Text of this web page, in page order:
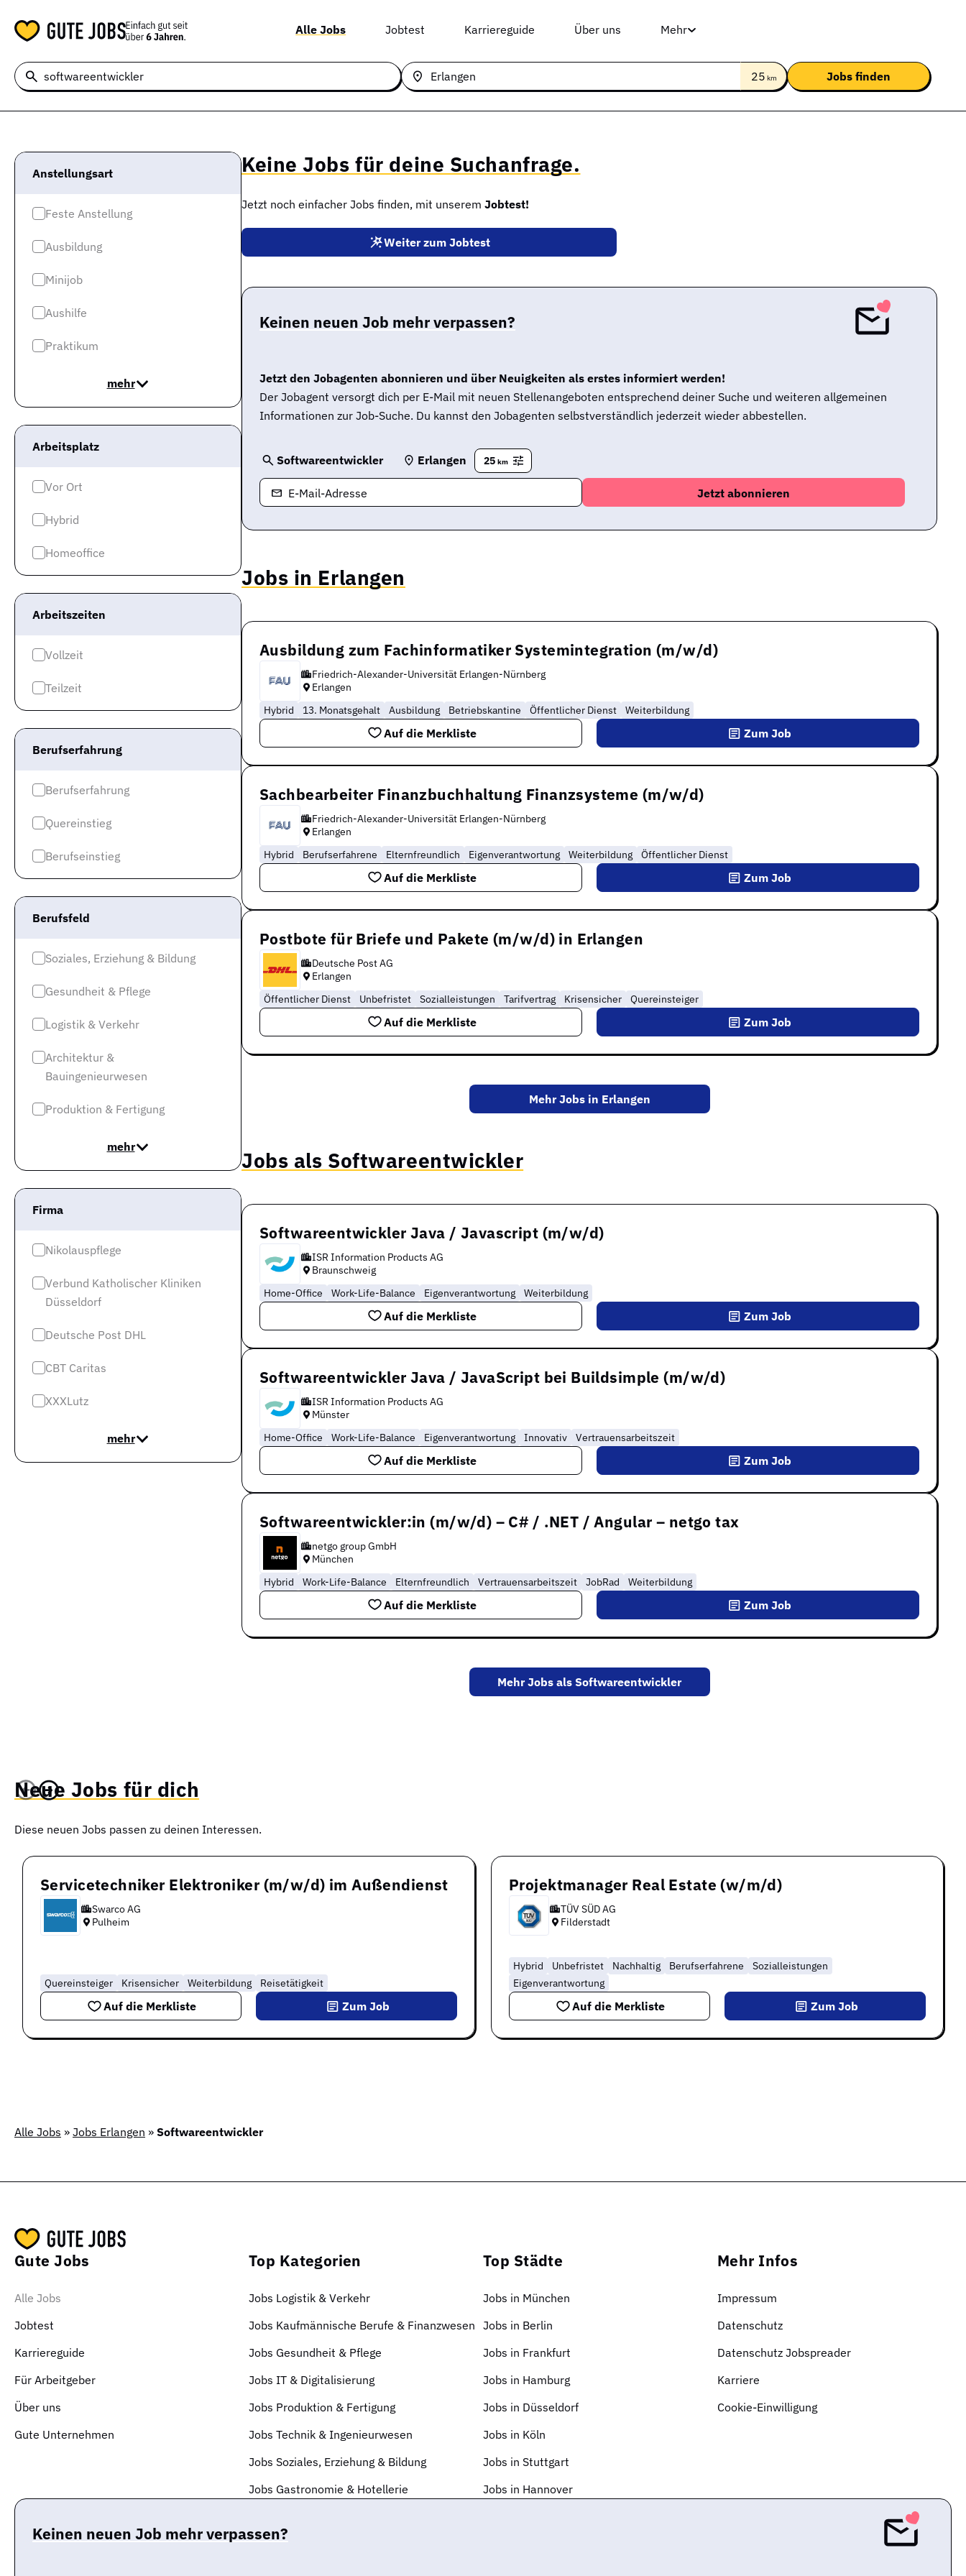
Alle Jobs Jobtest Karriereguide Über uns Mehr
25 km
Anstellungsart
Feste Anstellung
Ausbildung
Minijob
Aushilfe
Praktikum
mehr
Arbeitsplatz
Vor Ort
Hybrid
Homeoffice
Arbeitszeiten
Vollzeit
Teilzeit
Berufserfahrung
Berufserfahrung
Quereinstieg
Berufseinstieg
Berufsfeld
Soziales, Erziehung & Bildung
Gesundheit & Pflege
Logistik & Verkehr
Architektur &
Bauingenieurwesen
Produktion & Fertigung
mehr
Firma
Nikolauspflege
Verbund Katholischer Kliniken
Düsseldorf
Deutsche Post DHL
CBT Caritas
XXXLutz
mehr
Keine Jobs für deine Suchanfrage.
Jetzt noch einfacher Jobs finden, mit unserem Jobtest!
Weiter zum Jobtest
Keinen neuen Job mehr verpassen?
Jetzt den Jobagenten abonnieren und über Neuigkeiten als erstes informiert werden!
Der Jobagent versorgt dich per E-Mail mit neuen Stellenangeboten entsprechend deiner Suche und weiteren allgemeinen
Informationen zur Job-Suche. Du kannst den Jobagenten selbstverständlich jederzeit wieder abbestellen.
Softwareentwickler Erlangen 25 km
E-Mail-Adresse
Jobs in Erlangen
Ausbildung zum Fachinformatiker Systemintegration (m/w/d)
Friedrich-Alexander-Universität Erlangen-Nürnberg
Erlangen
Hybrid
13. Monatsgehalt Ausbildung Betriebskantine Öffentlicher Dienst Weiterbildung
Auf die Merkliste Zum Job
Sachbearbeiter Finanzbuchhaltung Finanzsysteme (m/w/d)
Friedrich-Alexander-Universität Erlangen-Nürnberg
Erlangen
Hybrid
Berufserfahrene Elternfreundlich Eigenverantwortung Weiterbildung Öffentlicher Dienst
Auf die Merkliste Zum Job
Postbote für Briefe und Pakete (m/w/d) in Erlangen
Deutsche Post AG
Erlangen
Öffentlicher Dienst
Unbefristet Sozialleistungen Tarifvertrag Krisensicher Quereinsteiger
Auf die Merkliste Zum Job
Mehr Jobs in Erlangen
Jobs als Softwareentwickler
Softwareentwickler Java / Javascript (m/w/d)
ISR Information Products AG
Braunschweig
Home-Office
Work-Life-Balance Eigenverantwortung Weiterbildung
Auf die Merkliste Zum Job
Softwareentwickler Java / JavaScript bei Buildsimple (m/w/d)
ISR Information Products AG
Münster
Home-Office
Work-Life-Balance Eigenverantwortung Innovativ Vertrauensarbeitszeit
Auf die Merkliste Zum Job
Softwareentwickler:in (m/w/d) – C# / .NET / Angular – netgo tax
netgo group GmbH
München
Hybrid
Work-Life-Balance Elternfreundlich Vertrauensarbeitszeit JobRad Weiterbildung
Auf die Merkliste Zum Job
Mehr Jobs als Softwareentwickler
Neue Jobs für dich
Diese neuen Jobs passen zu deinen Interessen.
Servicetechniker Elektroniker (m/w/d) im Außendienst
Swarco AG
Pulheim
Quereinsteiger Krisensicher Weiterbildung Reisetätigkeit
Auf die Merkliste Zum Job
Projektmanager Real Estate (w/m/d)
TÜV SÜD AG
Filderstadt
Hybrid Unbefristet Nachhaltig Berufserfahrene
Sozialleistungen
Eigenverantwortung
Auf die Merkliste Zum Job
Alle Jobs » Jobs Erlangen » Softwareentwickler
Gute Jobs
Alle Jobs
Jobtest
Karriereguide
Für Arbeitgeber
Über uns
Gute Unternehmen
Top Kategorien
Jobs Logistik & Verkehr
Jobs Kaufmännische Berufe & Finanzwesen
Jobs Gesundheit & Pflege
Jobs IT & Digitalisierung
Jobs Produktion & Fertigung
Jobs Technik & Ingenieurwesen
Jobs Soziales, Erziehung & Bildung
Jobs Gastronomie & Hotellerie
Top Städte
Jobs in München
Jobs in Berlin
Jobs in Frankfurt
Jobs in Hamburg
Jobs in Düsseldorf
Jobs in Köln
Jobs in Stuttgart
Jobs in Hannover
Mehr Infos
Impressum
Datenschutz
Datenschutz Jobspreader
Karriere
Cookie-Einwilligung
Keinen neuen Job mehr verpassen?